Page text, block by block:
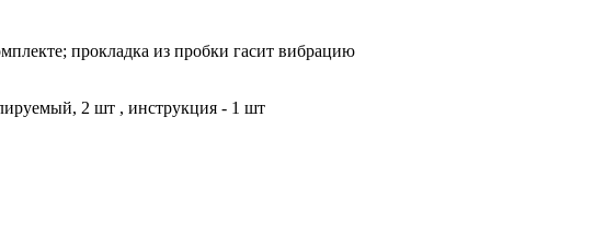
прокладка из пробки гасит вибрацию
2 шт , инструкция - 1 шт